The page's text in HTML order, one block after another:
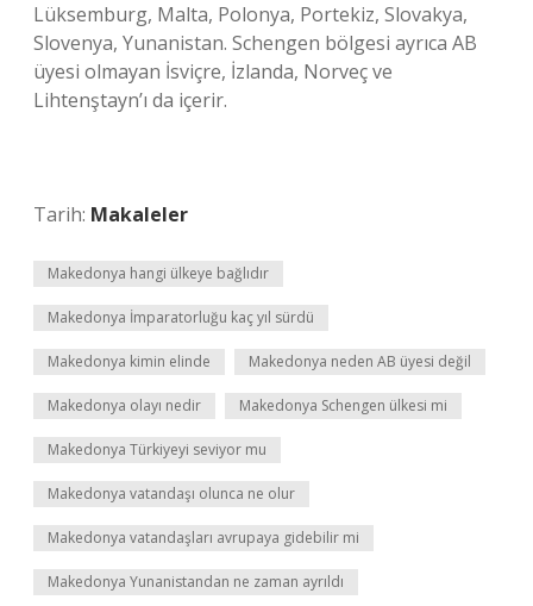
Lüksemburg, Malta, Polonya, Portekiz, Slovakya,
Slovenya, Yunanistan. Schengen bölgesi ayrıca AB
üyesi olmayan İsviçre, İzlanda, Norveç ve
Lihtenştayn’ı da içerir.
Tarih: Makaleler
Makedonya hangi ülkeye bağlıdır
Makedonya İmparatorluğu kaç yıl sürdü
Makedonya kimin elinde Makedonya neden AB üyesi değil
Makedonya olayı nedir Makedonya Schengen ülkesi mi
Makedonya Türkiyeyi seviyor mu
Makedonya vatandaşı olunca ne olur
Makedonya vatandaşları avrupaya gidebilir mi
Makedonya Yunanistandan ne zaman ayrıldı